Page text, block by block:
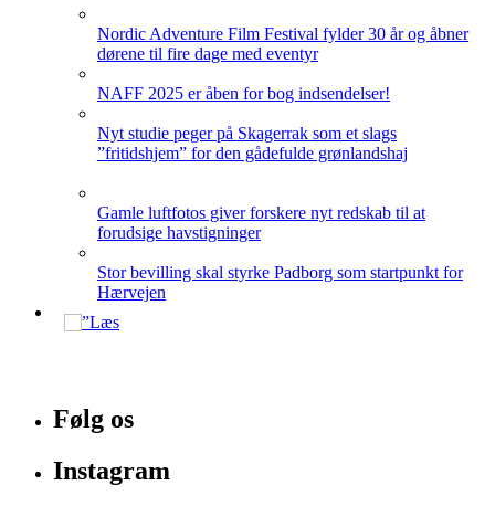
Nordic Adventure Film Festival fylder 30 år og åbner
dørene til fire dage med eventyr
NAFF 2025 er åben for bog indsendelser!
Nyt studie peger på Skagerrak som et slags
”fritidshjem” for den gådefulde grønlandshaj
Gamle luftfotos giver forskere nyt redskab til at
forudsige havstigninger
Stor bevilling skal styrke Padborg som startpunkt for
Hærvejen
Følg os
Instagram